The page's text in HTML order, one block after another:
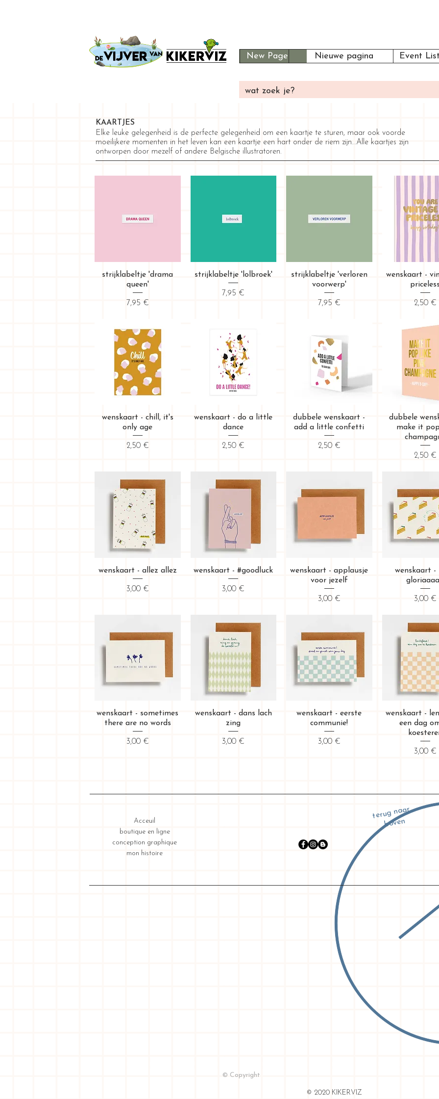
New Page Nieuwe pagina Event List
Aperçu rapide
strijklabeltje 'drama
queen'
Prix
7,95 €
Aperçu rapide
strijklabeltje 'lolbroek'
Prix
7,95 €
Aperçu rapide
strijklabeltje 'verloren
voorwerp'
Prix
7,95 €
Aperçu
wenskaart -
priceless
Prix
2,50 €
Aperçu rapide
wenskaart - chill, it's
only age
Prix
2,50 €
Aperçu rapide
wenskaart - do a little
dance
Prix
2,50 €
Aperçu rapide
dubbele wenskaart -
add a little confetti
Prix
2,50 €
Aperçu
dubbele
make it
Prix
2,50 €
Aperçu rapide
wenskaart - allez allez
Prix
3,00 €
Aperçu rapide
wenskaart - #goodluck
Prix
3,00 €
Aperçu rapide
wenskaart - applausje
voor jezelf
Prix
3,00 €
Aperçu
wenskaart -
Prix
3,00 €
Aperçu rapide
wenskaart - sometimes
there are no words
Prix
3,00 €
Aperçu rapide
wenskaart - dans lach
zing
Prix
3,00 €
Aperçu rapide
wenskaart - eerste
communie!
Prix
3,00 €
Aperçu
wenskaart -
een dag
Prix
3,00 €
KAARTJES
Elke leuke gelegenheid is de perfecte gelegenheid om een kaartje te sturen, maar ook voorde
moeilijkere momenten in het leven kan een kaartje een hart onder de riem zijn...Alle kaartjes zijn
ontworpen door mezelf of andere Belgische illustratoren.
Acceuil
boutique en ligne
conception graphique
mon histoire
terug naar
boven
© Copyright
© 2020 KIKERVIZ